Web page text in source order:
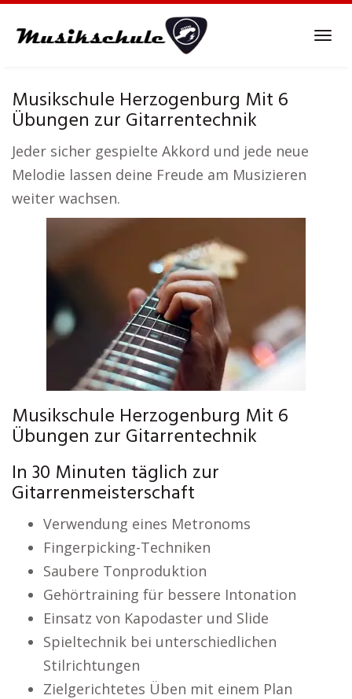
Musikschule Herzogenburg Mit 6
Übungen zur Gitarrentechnik
Jeder sicher gespielte Akkord und jede neue
Melodie lassen deine Freude am Musizieren
weiter wachsen.
Musikschule Herzogenburg Mit 6
Übungen zur Gitarrentechnik
In 30 Minuten täglich zur
Gitarrenmeisterschaft
Verwendung eines Metronoms
Fingerpicking-Techniken
Saubere Tonproduktion
Gehörtraining für bessere Intonation
Einsatz von Kapodaster und Slide
Spieltechnik bei unterschiedlichen
Stilrichtungen
Zielgerichtetes Üben mit einem Plan